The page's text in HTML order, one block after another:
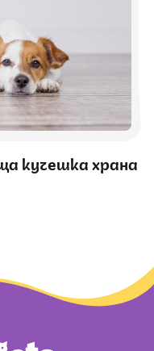
кучешка храна